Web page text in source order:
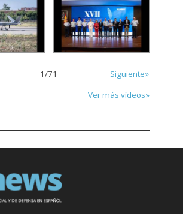
1/71
Siguiente»
Ver más vídeos»